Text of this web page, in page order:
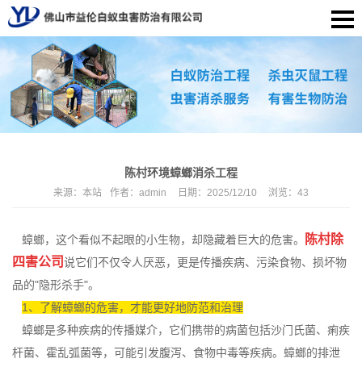
陈村环境蟑螂消杀工程
来源： 本站 作者： admin 日期： 2025/12/10 浏览： 43
蟑螂，这个看似不起眼的小生物，却隐藏着巨大的危害。
陈村除
四害公司说它们不仅令人厌恶，更是传播疾病、污染食物、损坏物
品的"隐形杀手"。
1、了解蟑螂的危害，才能更好地防范和治理
蟑螂是多种疾病的传播媒介，它们携带的病菌包括沙门氏菌、痢疾
杆菌、霍乱弧菌等，可能引发腹泻、食物中毒等疾病。蟑螂的排泄